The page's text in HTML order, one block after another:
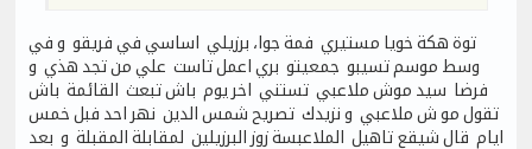
توة هكة خويا مستيري فمة جوا، برزيلي اساسي في فريقو و في
وسط موسم تسيبو جمعيتو بري اعمل تاست علي من تجد هذي و
فرضا سيد موش ملاعبي تستني اخر يوم باش تبعث القائمة باش
تقول مو ش ملاعبي و نزيدك تصريح شمس الدين نهر احد فبل خمس
ايام قال شيقع تاهيل الملاعبسة زوز البرزيلين لمقابلة المقبلة و بعد